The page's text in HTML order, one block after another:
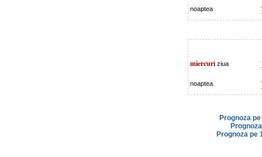
noaptea
miercuri ziua
noaptea
Prognoza
Prognoza pe